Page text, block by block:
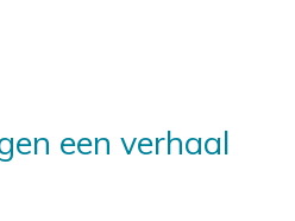
een verhaal